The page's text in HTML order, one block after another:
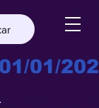
01/01/